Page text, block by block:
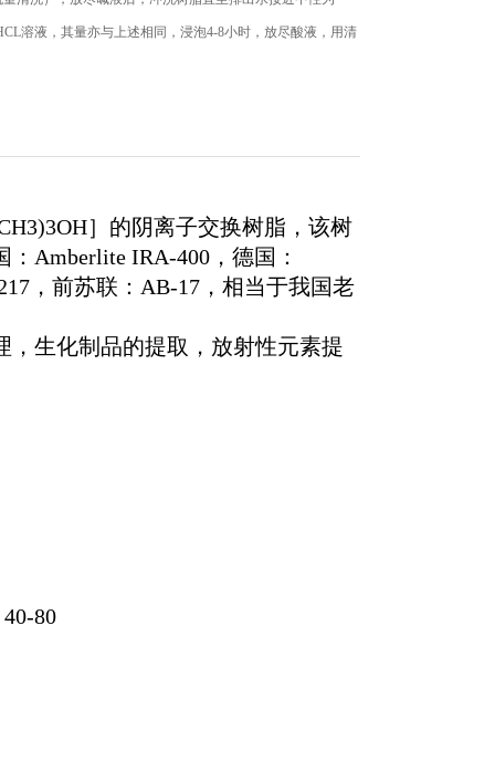
溶液，其量亦与上述相同，浸泡4-8小时，放尽酸液，用清
］的阴离子交换树脂，该树
Amberlite IRA-400 ，德国：
，前苏联： AB-17 ，相当于我国老
生化制品的提取，放射性元素提
40-80